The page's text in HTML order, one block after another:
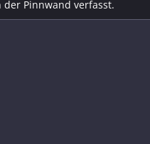
der Pinnwand verfasst.